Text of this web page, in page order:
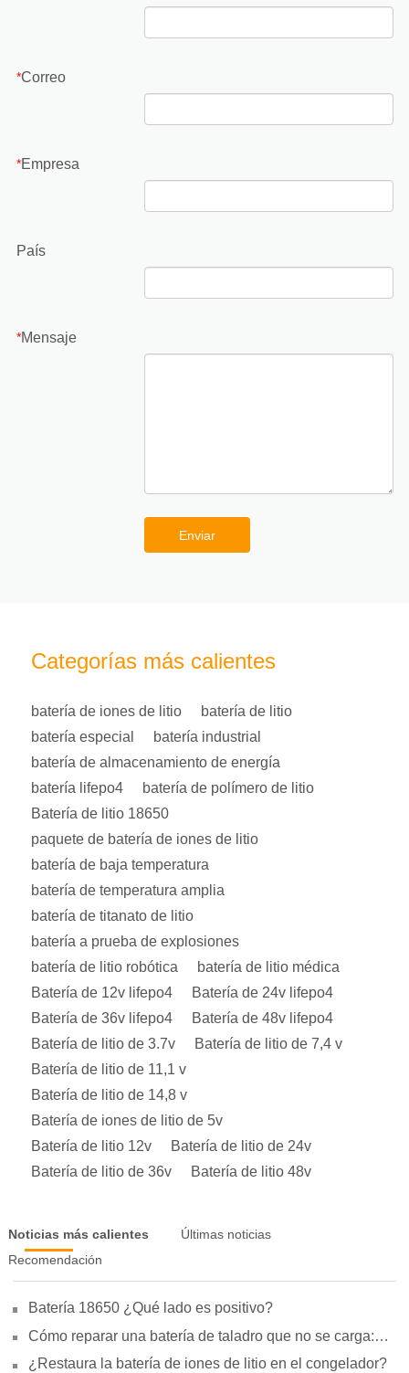
*Correo
*Empresa
País
*Mensaje
Enviar
Categorías más calientes
batería de iones de litio
batería de litio
batería especial
batería industrial
batería de almacenamiento de energía
batería lifepo4
batería de polímero de litio
Batería de litio 18650
paquete de batería de iones de litio
batería de baja temperatura
batería de temperatura amplia
batería de titanato de litio
batería a prueba de explosiones
batería de litio robótica
batería de litio médica
Batería de 12v lifepo4
Batería de 24v lifepo4
Batería de 36v lifepo4
Batería de 48v lifepo4
Batería de litio de 3.7v
Batería de litio de 7,4 v
Batería de litio de 11,1 v
Batería de litio de 14,8 v
Batería de iones de litio de 5v
Batería de litio 12v
Batería de litio de 24v
Batería de litio de 36v
Batería de litio 48v
Noticias más calientes
Últimas noticias
Recomendación
Batería 18650 ¿Qué lado es positivo?
Cómo reparar una batería de taladro que no se carga:
¿Restaura la batería de iones de litio en el congelador?